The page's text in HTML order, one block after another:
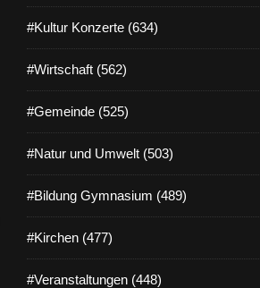
#Kultur Konzerte (634)
#Wirtschaft (562)
#Gemeinde (525)
#Natur und Umwelt (503)
#Bildung Gymnasium (489)
#Kirchen (477)
#Veranstaltungen (448)